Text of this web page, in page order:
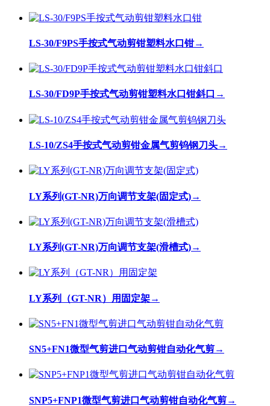
LS-30/F9PS手按式气动剪钳塑料水口钳→
LS-30/FD9P手按式气动剪钳塑料水口钳斜口 →
LS-10/ZS4手按式气动剪钳金属气剪钨钢刀头→
LY系列(GT-NR)万向调节支架(固定式)→
LY系列(GT-NR)万向调节支架(滑槽式)→
LY系列（GT-NR）用固定架→
SN5+FN1微型气剪进口气动剪钳自动化气剪→
SNP5+FNP1微型气剪进口气动剪钳自动化气剪→